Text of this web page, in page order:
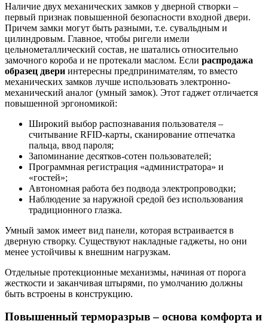
Наличие двух механических замков у дверной створки –
первый признак повышенной безопасности входной двери.
Причем замки могут быть разными, т.е. сувальдным и
цилиндровым. Главное, чтобы ригели имели
цельнометаллический состав, не шатались относительно
замочного короба и не протекали маслом. Если распродажа
образец двери интересны предпринимателям, то вместо
механических замков лучше использовать электронно-
механический аналог (умный замок). Этот гаджет отличается
повышенной эргономикой:
Широкий выбор распознавания пользователя –
считывание RFID-карты, сканирование отпечатка
пальца, ввод пароля;
Запоминание десятков-сотен пользователей;
Программная регистрация «администратора» и
«гостей»;
Автономная работа без подвода электропроводки;
Наблюдение за наружной средой без использования
традиционного глазка.
Умный замок имеет вид панели, которая встраивается в
дверную створку. Существуют накладные гаджеты, но они
менее устойчивы к внешним нагрузкам.
Отдельные протекционные механизмы, начиная от порога
жесткости и заканчивая штырями, по умолчанию должны
быть встроены в конструкцию.
Повышенный терморазрыв – основа комфорта и